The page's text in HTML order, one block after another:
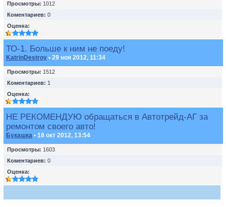
Просмотры: 1012
Коментариев: 0
Оценка:
ТО-1. Больше к ним не поеду!
KatrinDestroy • 29 ноя 2012, 11:34
Просмотры: 1512
Коментариев: 1
Оценка:
НЕ РЕКОМЕНДУЮ обращаться в Автотрейд-АГ за
ремонтом своего авто!
Букашка • 18 окт 2012, 13:54
Просмотры: 1603
Коментариев: 0
Оценка: